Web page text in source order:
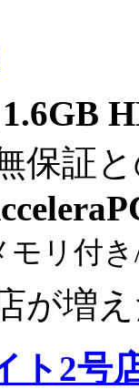
保証
モリ付
が増
ト2号